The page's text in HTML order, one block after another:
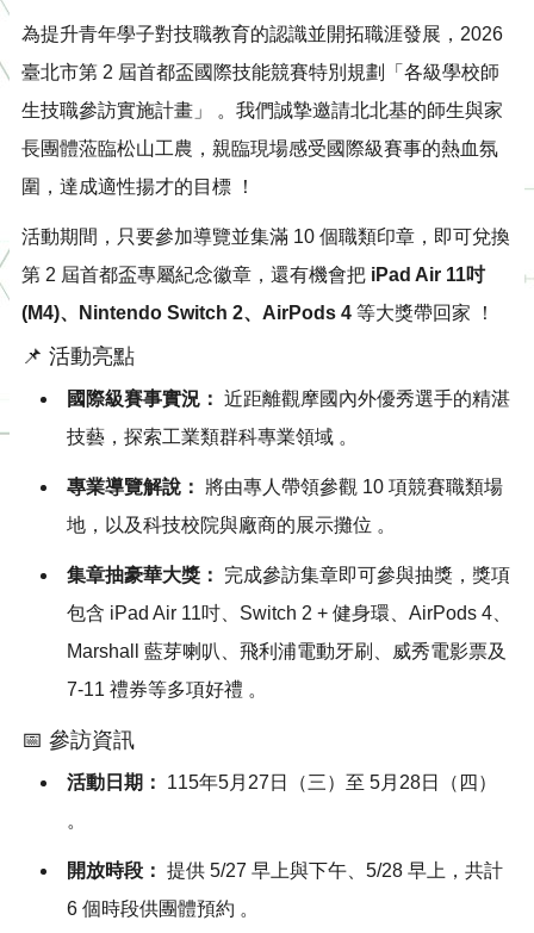
為提升青年學子對技職教育的認識並開拓職涯發展，2026
臺北市第 2 屆首都盃國際技能競賽特別規劃「各級學校師
生技職參訪實施計畫」
。我們誠摯邀請北北基的師生與家
長團體蒞臨松山工農，親臨現場感受國際級賽事的熱血氛
圍，達成適性揚才的目標
！
活動期間，只要參加導覽並集滿 10 個職類印章，即可兌換
第 2 屆首都盃專屬紀念徽章，還有機會把 iPad Air 11吋
(M4)、Nintendo Switch 2、AirPods 4 等大獎帶回家 ！
📌 活動亮點
國際級賽事實況： 近距離觀摩國內外優秀選手的精湛
技藝，探索工業類群科專業領域 。
專業導覽解說：
將由專人帶領參觀 10 項競賽職類場
地，以及科技校院與廠商的展示攤位 。
集章抽豪華大獎：
完成參訪集章即可參與抽獎，獎項
包含 iPad Air 11吋、Switch 2 + 健身環、AirPods 4、
Marshall 藍芽喇叭、飛利浦電動牙刷、威秀電影票及
7-11 禮券等多項好禮 。
📅 參訪資訊
活動日期：
115年5月27日（三）至 5月28日（四）
。
開放時段： 提供 5/27 早上與下午、5/28 早上，共計
6 個時段供團體預約 。